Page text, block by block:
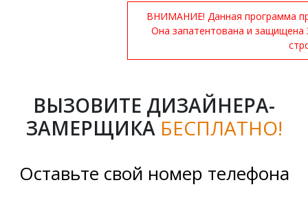
ВНИМАНИЕ! Данная программа
Она запатентована и
ВЫЗОВИТЕ ДИЗАЙНЕРА-
ЗАМЕРЩИКА БЕСПЛАТНО!
Оставьте свой номер телефона